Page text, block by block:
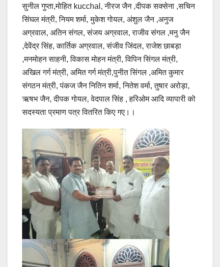
सुनील गुप्ता,मोहित kucchal, नीरज जैन ,दीपक सक्सेना ,सचिन
सिंघल मंत्री, नियम शर्मा, मुकेश गोयल, अंशुल जैन ,अनुज
अग्रवाल, अतिन संगल, संजय अग्रवाल, राजीव संगल ,मनु जैन
,देवेंद्र सिंह, कार्तिक अग्रवाल, संजीव जिंदल, राजेश छाबड़ा
,मनमोहन साहनी, विकास मोहन मंत्री, विपिन सिंगल मंत्री,
अखिल गर्ग मंत्री, अमित गर्ग मंत्री,पुनीत सिंगल ,अमित कुमार
संगठन मंत्री, पंकज जैन नितिन शर्मा, नितेश वर्मा, तुषार अरोड़ा,
ऋषभ जैन, दीपक गोयल, वेदपाल सिंह , हरिओम आदि व्यापारी को
सदस्यता प्रमाण पत्र वितरित किए गए।।